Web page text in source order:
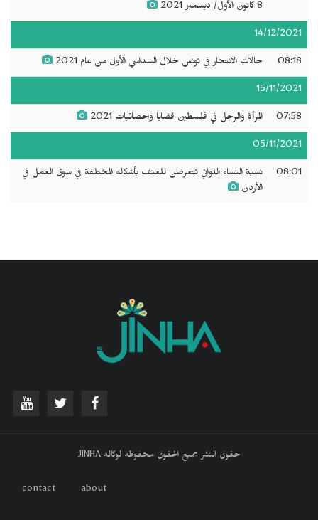
8 كانون الأول/ ديسمبر 2021
14/12/2021
08:18 حالات الانتحار في تونس خلال السداسي الأول من عام 2021
15/11/2021
07:58 المرأة والرجل في فلسطين قضايا واحصائيات 2021
05/11/2021
08:01
نسبة النساء اللواتي تتعرضن للعنف بأشكاله المختلفة في سوق العمل في
الأردن
حقوق النشر جميع الحقوق محفوظة لوكالة JINHA
about
contact